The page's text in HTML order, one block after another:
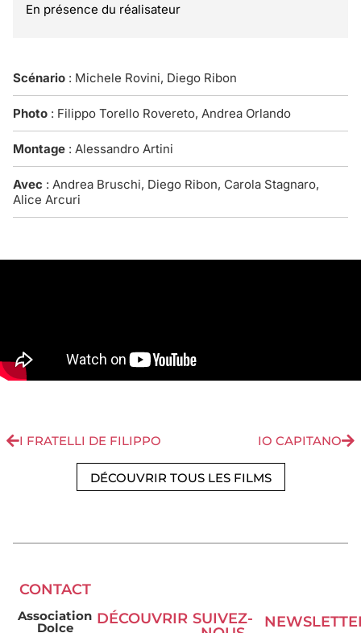
En présence du réalisateur
Scénario : Michele Rovini, Diego Ribon
Photo : Filippo Torello Rovereto, Andrea Orlando
Montage : Alessandro Artini
Avec : Andrea Bruschi, Diego Ribon, Carola Stagnaro,
Alice Arcuri
I FRATELLI DE FILIPPO IO CAPITANO
DÉCOUVRIR TOUS LES FILMS
CONTACT
Association
Dolce
DÉCOUVRIR SUIVEZ-